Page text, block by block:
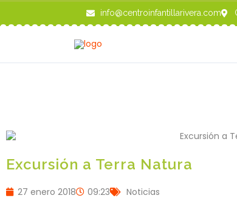
Ir
contenido
info@centroinfantillarivera.com
Excursión a Terra Natura
27 enero 2018 09:23 Noticias